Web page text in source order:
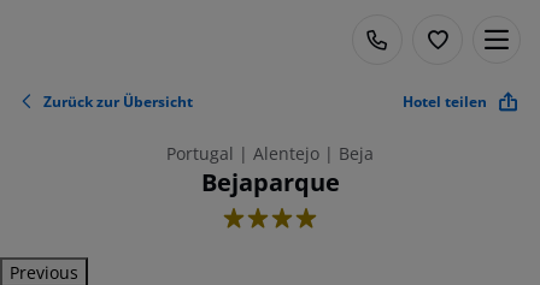
Zurück zur Übersicht Hotel teilen
Portugal | Alentejo | Beja
Bejaparque
4
Previous